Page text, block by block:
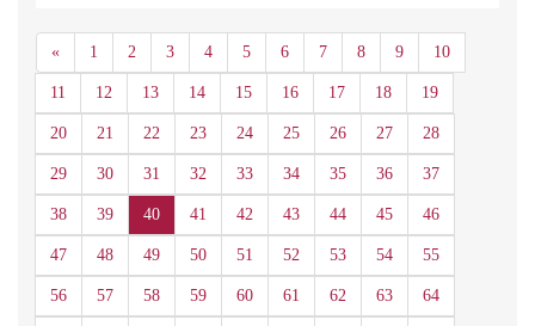
«Anterior
1 2 3 4 5 6 7 8 9 10
11 12 13 14 15 16 17 18 19
20 21 22 23 24 25 26 27 28
29 30 31 32 33 34 35 36 37
38 39 40 41 42 43 44 45 46
47 48 49 50 51 52 53 54 55
56 57 58 59 60 61 62 63 64